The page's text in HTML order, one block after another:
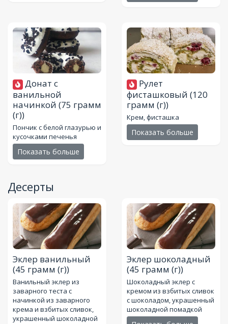
Донат с
ванильной
начинкой (75 грамм
(г))
Пончик с белой глазурью и
кусочками печенья
Показать больше
Рулет
фисташковый (120
грамм (г))
Крем, фисташка
Показать больше
Десерты
Эклер ванильный
(45 грамм (г))
Ванильный эклер из
заварного теста с
начинкой из заварного
крема и взбитых сливок,
украшенный шоколадной
Эклер шоколадный
(45 грамм (г))
Шоколадный эклер с
кремом из взбитых сливок
с шоколадом, украшенный
шоколадной помадкой